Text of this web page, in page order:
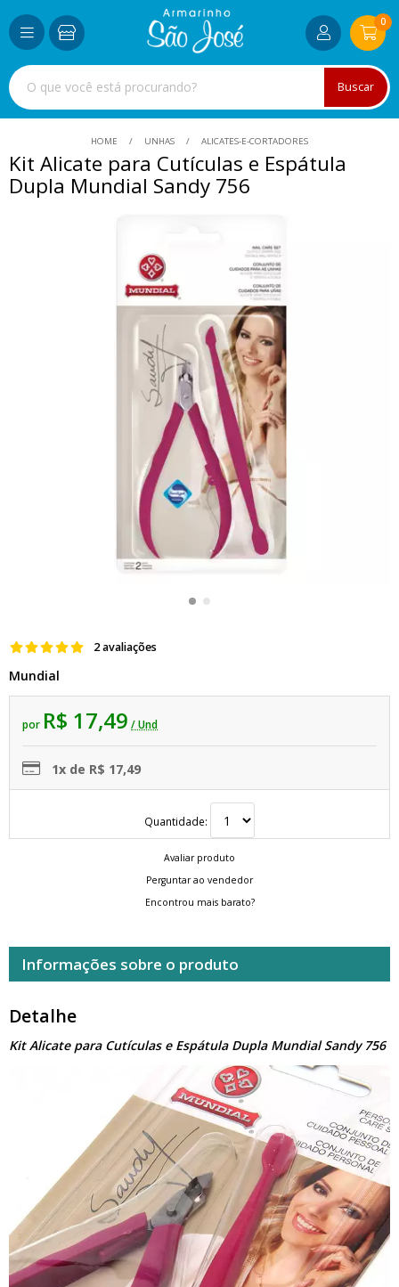
Buscar
0
HOME UNHAS ALICATES-E-CORTADORES
Kit Alicate para Cutículas e Espátula
Dupla Mundial Sandy 756
2 avaliações
Mundial
por R$ 17,49 / Und
1x de R$ 17,49
Quantidade:
Avaliar produto
Perguntar ao vendedor
Encontrou mais barato?
Informações sobre o produto
Detalhe
Kit Alicate para Cutículas e Espátula Dupla Mundial Sandy 756